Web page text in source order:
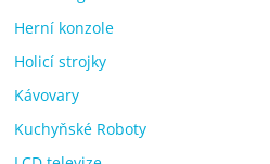
Herní konzole
Holicí strojky
Kávovary
Kuchyňské Roboty